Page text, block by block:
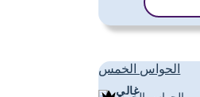
الحواس الخمس
غالي